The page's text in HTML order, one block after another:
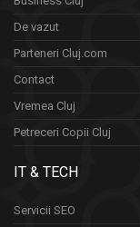
De vazut
Parteneri Cluj.com
Contact
Vremea Cluj
Petreceri Copii Cluj
IT & TECH
Servicii SEO